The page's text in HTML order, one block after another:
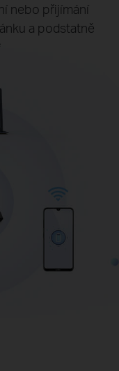
nebo přijímání
a podstatně